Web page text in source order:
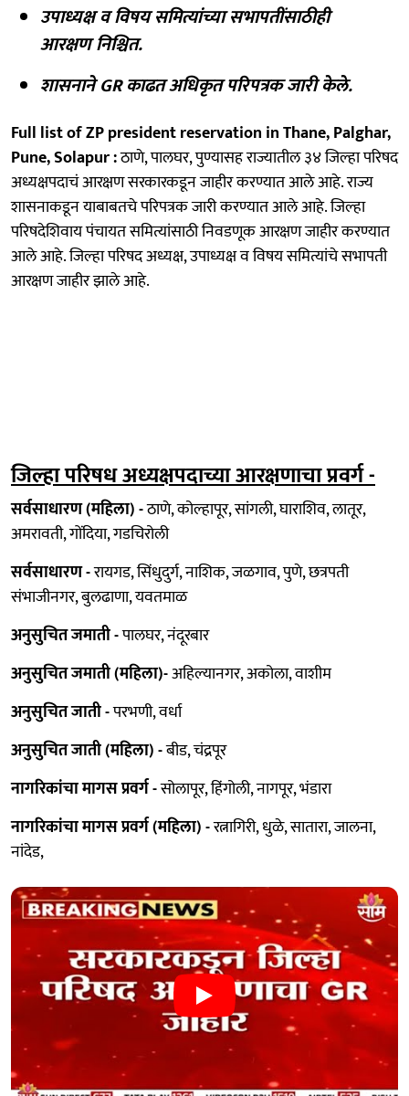
उपाध्यक्ष व विषय समित्यांच्या सभापतींसाठीही
आरक्षण निश्चित.
शासनाने GR काढत अधिकृत परिपत्रक जारी केले.
Full list of ZP president reservation in Thane, Palghar,
Pune, Solapur :ठाणे, पालघर, पुण्यासह राज्यातील ३४ जिल्हा परिषद
अध्यक्षपदाचं आरक्षण सरकारकडून जाहीर करण्यात आले आहे. राज्य
शासनाकडून याबाबतचे परिपत्रक जारी करण्यात आले आहे. जिल्हा
परिषदेशिवाय पंचायत समित्यांसाठी निवडणूक आरक्षण जाहीर करण्यात
आले आहे. जिल्हा परिषद अध्यक्ष, उपाध्यक्ष व विषय समित्यांचे सभापती
आरक्षण जाहीर झाले आहे.
जिल्हा परिषध अध्यक्षपदाच्या आरक्षणाचा प्रवर्ग -
सर्वसाधारण (महिला) -ठाणे, कोल्हापूर, सांगली, घाराशिव, लातूर,
अमरावती, गोंदिया, गडचिरोली
सर्वसाधारण -रायगड, सिंधुदुर्ग, नाशिक, जळगाव, पुणे, छत्रपती
संभाजीनगर, बुलढाणा, यवतमाळ
अनुसुचित जमाती -पालघर, नंदूरबार
अनुसुचित जमाती (महिला)-अहिल्यानगर, अकोला, वाशीम
अनुसुचित जाती -परभणी, वर्धा
अनुसुचित जाती (महिला) -बीड, चंद्रपूर
नागरिकांचा मागस प्रवर्ग -सोलापूर, हिंगोली, नागपूर, भंडारा
नागरिकांचा मागस प्रवर्ग (महिला) -रत्नागिरी, धुळे, सातारा, जालना,
नांदेड,